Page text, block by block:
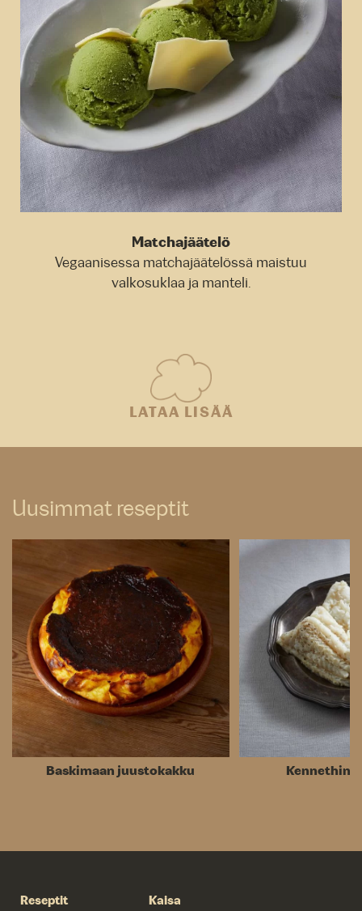
Matchajäätelö
Vegaanisessa matchajäätelössä maistuu
valkosuklaa ja manteli.
LATAA LISÄÄ
Uusimmat reseptit
Baskimaan juustokakku Kennethin
Reseptit Kaisa